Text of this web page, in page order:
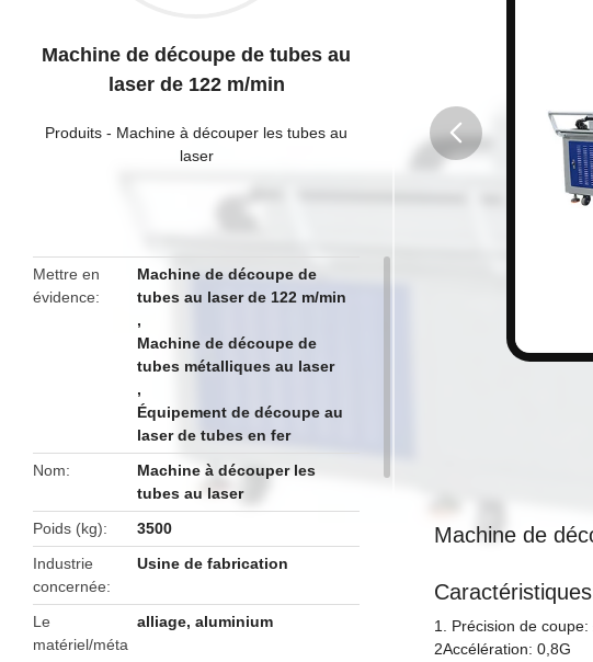
Machine de découpe de tubes au
laser de 122 m/min
Produits - Machine à découper les tubes au
laser
Mettre en
évidence
Machine de découpe de
tubes au laser de 122 m/min
,
Machine de découpe de
tubes métalliques au laser
,
Équipement de découpe au
laser de tubes en fer
Nom
Machine à découper les
tubes au laser
Poids (kg)
3500
Industrie
concernée
Usine de fabrication
Le
matériel/méta
alliage, aluminium
Machine de
1. Précision de
2Accélération: 0,8G